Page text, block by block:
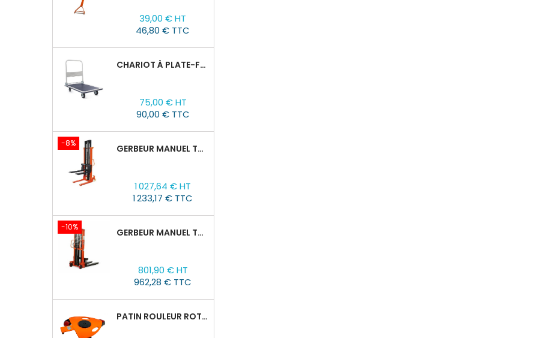
39,00 € HT
46,80 € TTC
CHARIOT À PLATE-FORME TOR PH 300KG
75,00 € HT
90,00 € TTC
-8% GERBEUR MANUEL TOR CTY-EH 2T/3M FOURCHES RÉGLABLES 320-770MM
base
1 027,64 € HT
1 233,17 € TTC
-10% GERBEUR MANUEL TOR CTY-EH 1,5T/1,6M FOURCHES RÉGLABLES 320-770 MM
base
801,90 € HT
962,28 € TTC
PATIN ROULEUR ROTATIVE WCRP-5, CAPACITÉ DE CHARGE 4T